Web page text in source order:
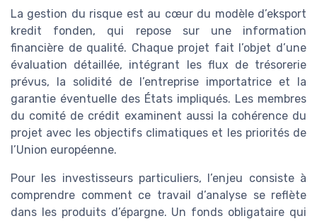
La gestion du risque est au cœur du modèle d’eksport
kredit fonden, qui repose sur une information
financière de qualité. Chaque projet fait l’objet d’une
évaluation détaillée, intégrant les flux de trésorerie
prévus, la solidité de l’entreprise importatrice et la
garantie éventuelle des États impliqués. Les membres
du comité de crédit examinent aussi la cohérence du
projet avec les objectifs climatiques et les priorités de
l’Union européenne.
Pour les investisseurs particuliers, l’enjeu consiste à
comprendre comment ce travail d’analyse se reflète
dans les produits d’épargne. Un fonds obligataire qui